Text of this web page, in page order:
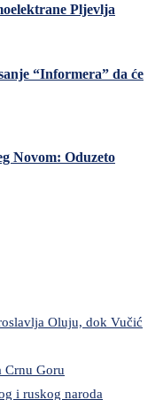
Pljevlja
“Informera” da će
Novom: Oduzeto
Oluju, dok Vučić
Crnu Goru
i ruskog naroda